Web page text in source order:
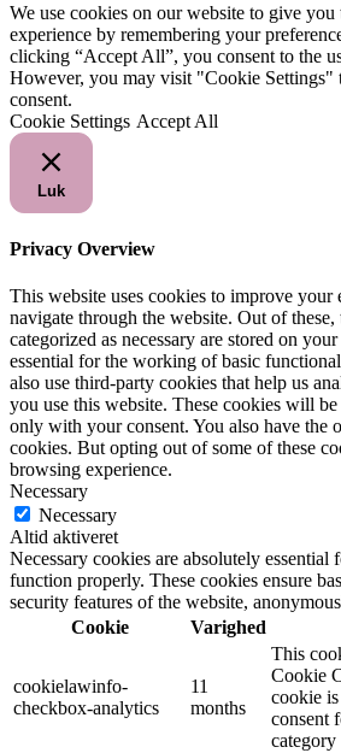
We use cookies on our website to give you
experience by remembering your
clicking “Accept All”, you consent to the
However, you may visit "Cookie Settings"
consent.
Cookie Settings Accept All
Luk
Privacy Overview
This website uses cookies to improve your
navigate through the website. Out of these,
categorized as necessary are stored on
essential for the working of basic
also use third-party cookies that help us
you use this website. These cookies will
only with your consent. You also have the
cookies. But opting out of some of these
browsing experience.
Necessary
Necessary
Altid aktiveret
Necessary cookies are absolutely essential
function properly. These cookies ensure
security features of the website,
Cookie
Varighed
cookielawinfo-
checkbox-analytics
11
months
This
Cookie
cookie is
consent